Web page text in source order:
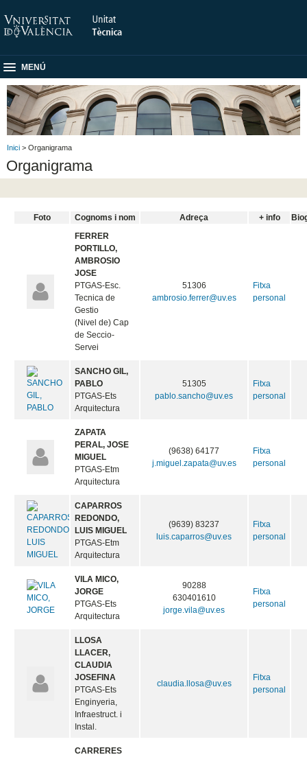
MENÚ
Inici > Organigrama
Organigrama
Foto Cognoms i nom Adreça + info
FERRER
PORTILLO,
AMBROSIO
JOSE
PTGAS-Esc.
Tecnica de
Gestio
(Nivel de) Cap
de Seccio-
Servei
51306
ambrosio.ferrer@uv.es
Fitxa
personal
SANCHO GIL,
PABLO
PTGAS-Ets
Arquitectura
51305
pablo.sancho@uv.es
Fitxa
personal
ZAPATA
PERAL, JOSE
MIGUEL
PTGAS-Etm
Arquitectura
(9638) 64177
j.miguel.zapata@uv.es
Fitxa
personal
CAPARROS
REDONDO,
LUIS MIGUEL
PTGAS-Etm
Arquitectura
(9639) 83237
luis.caparros@uv.es
Fitxa
personal
VILA MICO,
JORGE
PTGAS-Ets
Arquitectura
90288
630401610
jorge.vila@uv.es
Fitxa
personal
LLOSA
LLACER,
CLAUDIA
JOSEFINA
PTGAS-Ets
Enginyeria,
Infraestruct. i
Instal.
claudia.llosa@uv.es
Fitxa
personal
CARRERES